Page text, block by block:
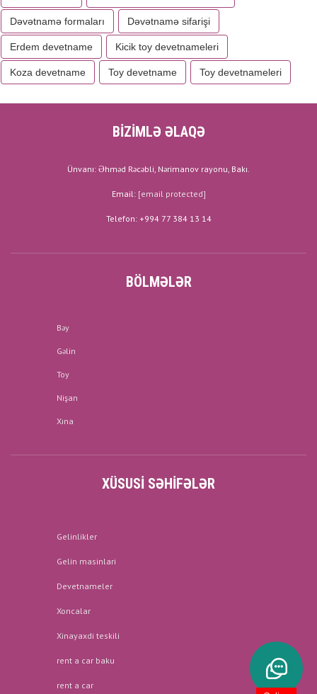
Dəvətnamə formaları Dəvətnamə sifarişi
Erdem devetname Kicik toy devetnameleri
Koza devetname Toy devetname Toy devetnameleri
BİZİMLƏ ƏLAQƏ
Ünvanı: Əhməd Rəcəbli, Nərimanov rayonu, Bakı.
Email: [email protected]
Telefon: +994 77 384 13 14
BÖLMƏLƏR
Bəy
Gəlin
Toy
Nişan
Xına
XÜSUSI SƏHIFƏLƏR
Gelinlikler
Gelin masinlari
Devetnameler
Xoncalar
Xinayaxdi teskili
rent a car baku
rent a car